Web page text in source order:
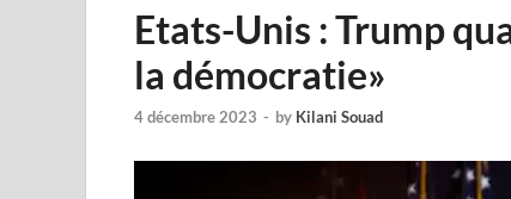
Etats-Unis : Trump
la démocratie»
4 décembre 2023 - by Kilani Souad